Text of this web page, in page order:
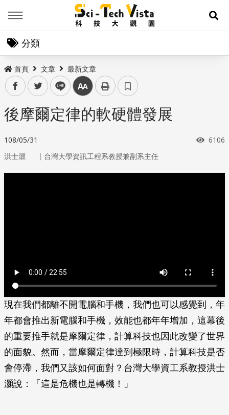
展
分類
首頁 文章 最新文章
facebooktwitter line 中
後摩爾定律的軟硬體發展
108/05/31 瀏覽
6106
洪士灝 ｜ 台灣大學資訊工程系教授兼副系主任
現在我們都離不開電腦和手機，我們也可以感覺到，年
年都會推出新電腦和手機，效能也都年年增加，這幕後
的重要推手就是摩爾定律，計算科技也因此改變了世界
的面貌。然而，當摩爾定律達到極限時，計算科技是否
會停滯，我們又該如何面對？台灣大學資工系教授洪士
灝說：「這是危機也是轉機！」